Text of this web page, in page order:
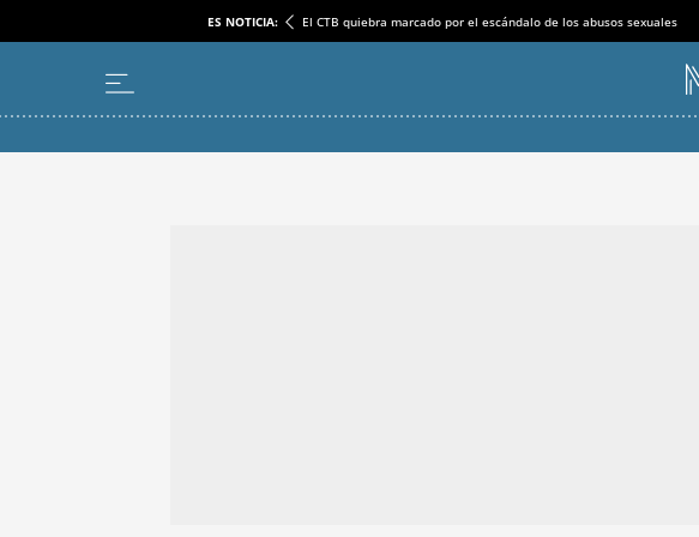
ES NOTICIA: El CTB quiebra marcado por el escándalo de los abusos sexuales